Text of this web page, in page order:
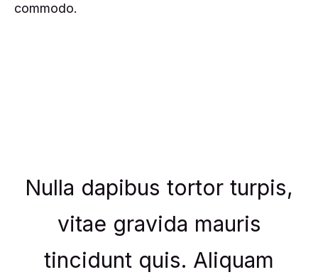
commodo.
Nulla dapibus tortor turpis,
vitae gravida mauris
tincidunt quis. Aliquam